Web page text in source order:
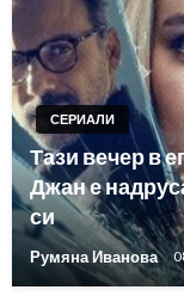
СЕРИАЛИ
Тази вечер в
Джан е
си
Румяна Иванова